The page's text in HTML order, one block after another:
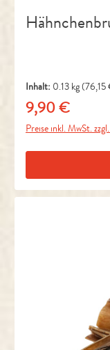
Inhalt: 0.13 kg(76,15
Regulärer Preis:
9,90 €
Preise inkl. MwSt.